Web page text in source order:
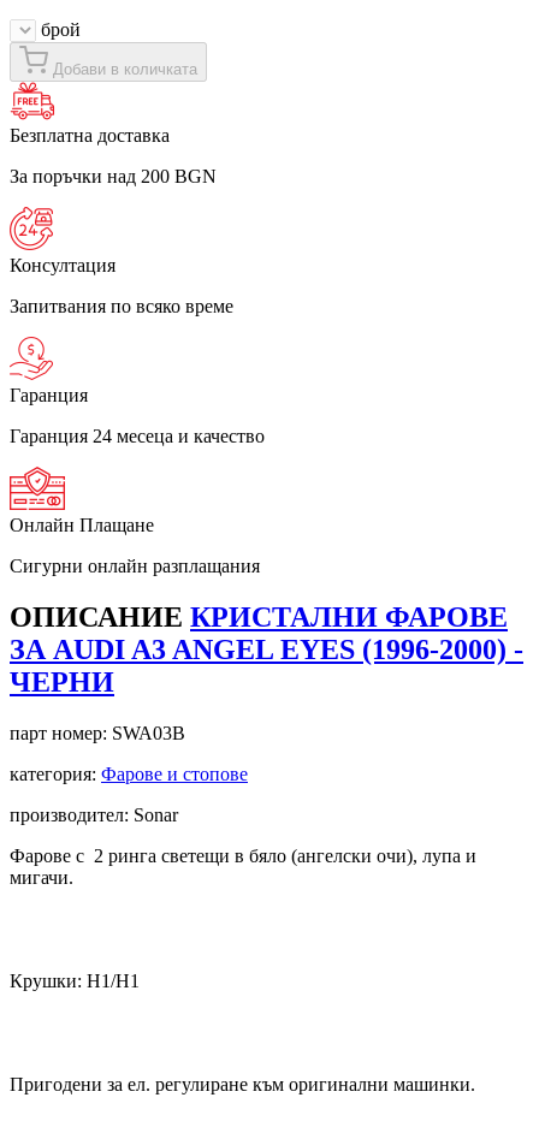
брой
Добави в количката
Безплатна доставка
За поръчки над 200 BGN
Консултация
Запитвания по всяко време
Гаранция
Гаранция 24 месеца и качество
Онлайн Плащане
Сигурни онлайн разплащания
ОПИСАНИЕ КРИСТАЛНИ ФАРОВЕ
ЗА AUDI A3 ANGEL EYES (1996-2000) -
ЧЕРНИ
парт номер: SWA03B
категория: Фарове и стопове
производител: Sonar
Фарове с 2 ринга светещи в бяло (ангелски очи), лупа и
мигачи.
Крушки: Н1/Н1
Пригодени за ел. регулиране към оригинални машинки.